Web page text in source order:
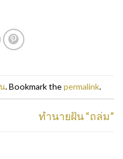
. Bookmark thepermalink.
ทำนายฝัน “ถล่ม”